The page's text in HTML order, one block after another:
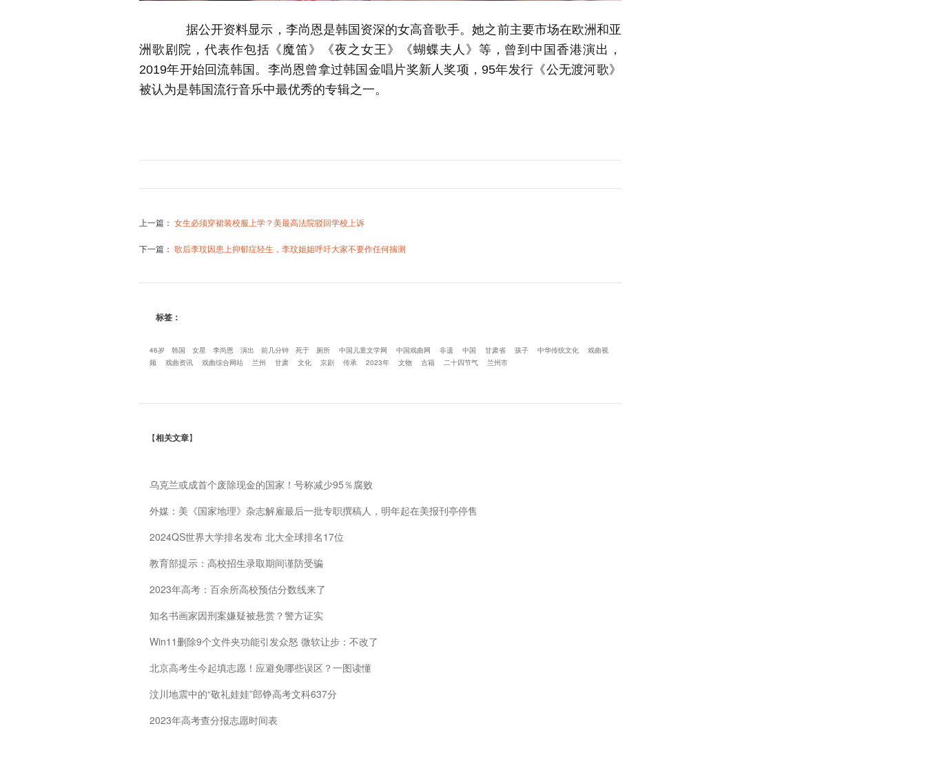
据公开资料显示，李尚恩是韩国资深的女高音歌手。她之前主要市场在欧洲和亚
洲歌剧院，代表作包括《魔笛》《夜之女王》《蝴蝶夫人》等，曾到中国香港演出，
2019年开始回流韩国。李尚恩曾拿过韩国金唱片奖新人奖项，95年发行《公无渡河歌》
被认为是韩国流行音乐中最优秀的专辑之一。
上一篇 ： 女生必须穿裙装校服上学？美最高法院驳回学校上诉
下一篇 ： 歌后李玟因患上抑郁症轻生，李玟姐姐呼吁大家不要作任何揣测
标签：
46岁 韩国 女星 李尚恩 演出 前几分钟 死于 厕所 中国儿童文学网 中国戏曲网 非遗 中国 甘肃省 孩子 中华传统文化
戏曲视
频
戏曲资讯 戏曲综合网站 兰州 甘肃 文化 京剧 传承 2023年 文物 古籍 二十四节气 兰州市
【相关文章】
乌克兰或成首个废除现金的国家！号称减少95％腐败
外媒：美《国家地理》杂志解雇最后一批专职撰稿人，明年起在美报刊亭停售
2024QS世界大学排名发布 北大全球排名17位
教育部提示：高校招生录取期间谨防受骗
2023年高考：百余所高校预估分数线来了
知名书画家因刑案嫌疑被悬赏？警方证实
Win11删除9个文件夹功能引发众怒 微软让步：不改了
北京高考生今起填志愿！应避免哪些误区？一图读懂
汶川地震中的“敬礼娃娃”郎铮高考文科637分
2023年高考查分报志愿时间表